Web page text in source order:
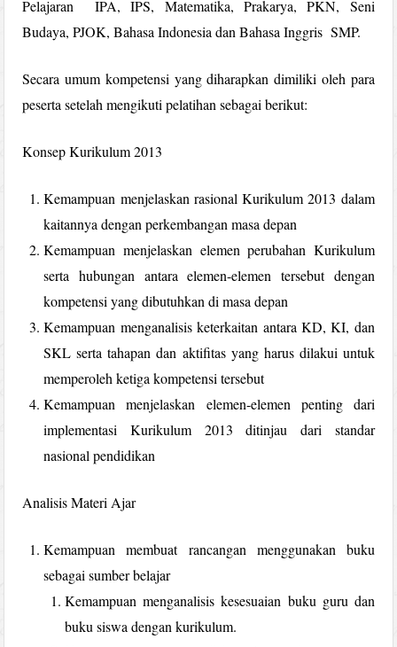
Pelajaran IPA, IPS, Matematika, Prakarya, PKN, Seni
Budaya, PJOK, Bahasa Indonesia dan Bahasa Inggris SMP.
Secara umum kompetensi yang diharapkan dimiliki oleh para
peserta setelah mengikuti pelatihan sebagai berikut:
Konsep Kurikulum 2013
Kemampuan menjelaskan rasional Kurikulum 2013 dalam
kaitannya dengan perkembangan masa depan
Kemampuan menjelaskan elemen perubahan Kurikulum
serta hubungan antara elemen-elemen tersebut dengan
kompetensi yang dibutuhkan di masa depan
Kemampuan menganalisis keterkaitan antara KD, KI, dan
SKL serta tahapan dan aktifitas yang harus dilakui untuk
memperoleh ketiga kompetensi tersebut
Kemampuan menjelaskan elemen-elemen penting dari
implementasi Kurikulum 2013 ditinjau dari standar
nasional pendidikan
Analisis Materi Ajar
Kemampuan membuat rancangan menggunakan buku
sebagai sumber belajar
Kemampuan menganalisis kesesuaian buku guru dan
buku siswa dengan kurikulum.